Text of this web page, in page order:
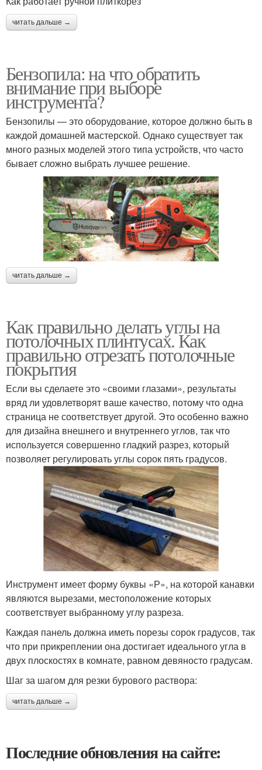
читать дальше →
Бензопила: на что обратить
внимание при выборе
инструмента?
Бензопилы — это оборудование, которое должно быть в
каждой домашней мастерской. Однако существует так
много разных моделей этого типа устройств, что часто
бывает сложно выбрать лучшее решение.
читать дальше →
Как правильно делать углы на
потолочных плинтусах. Как
правильно отрезать потолочные
покрытия
Если вы сделаете это «своими глазами», результаты
вряд ли удовлетворят ваше качество, потому что одна
страница не соответствует другой. Это особенно важно
для дизайна внешнего и внутреннего углов, так что
используется совершенно гладкий разрез, который
позволяет регулировать углы сорок пять градусов.
Инструмент имеет форму буквы «Р», на которой канавки
являются вырезами, местоположение которых
соответствует выбранному углу разреза.
Каждая панель должна иметь порезы сорок градусов, так
что при прикреплении она достигает идеального угла в
двух плоскостях в комнате, равном девяносто градусам.
Шаг за шагом для резки бурового раствора:
читать дальше →
Последние обновления на сайте: